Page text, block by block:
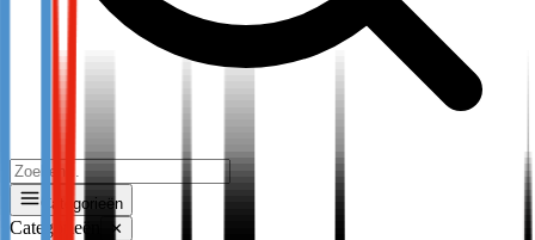
Categorieën
Categorieën ✕